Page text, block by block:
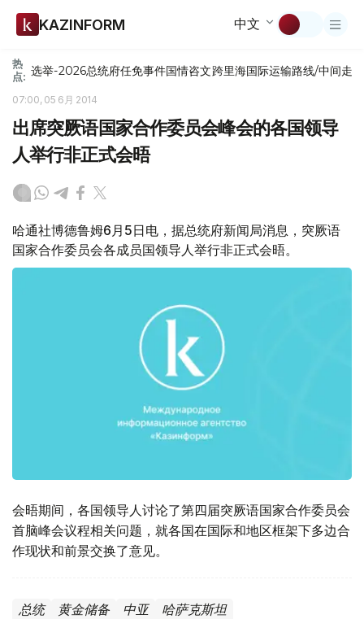
KAZINFORM 中文
热
点: 选举-2026总统府任免事件国情咨文跨里海国际运输路线/中间走廊
07:00, 05 6月 2014
出席突厥语国家合作委员会峰会的各国领导
人举行非正式会晤
哈通社博德鲁姆6月5日电，据总统府新闻局消息，突厥语
国家合作委员会各成员国领导人举行非正式会晤。
会晤期间，各国领导人讨论了第四届突厥语国家合作委员会
首脑峰会议程相关问题，就各国在国际和地区框架下多边合
作现状和前景交换了意见。
总统 黄金储备 中亚 哈萨克斯坦